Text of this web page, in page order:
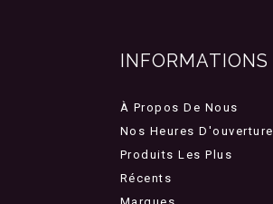
INFORMATIONS
À Propos De Nous
Nos Heures D'ouverture
Produits Les Plus
Récents